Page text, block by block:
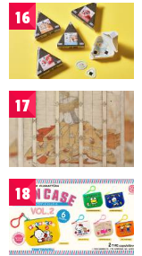
16
17
18